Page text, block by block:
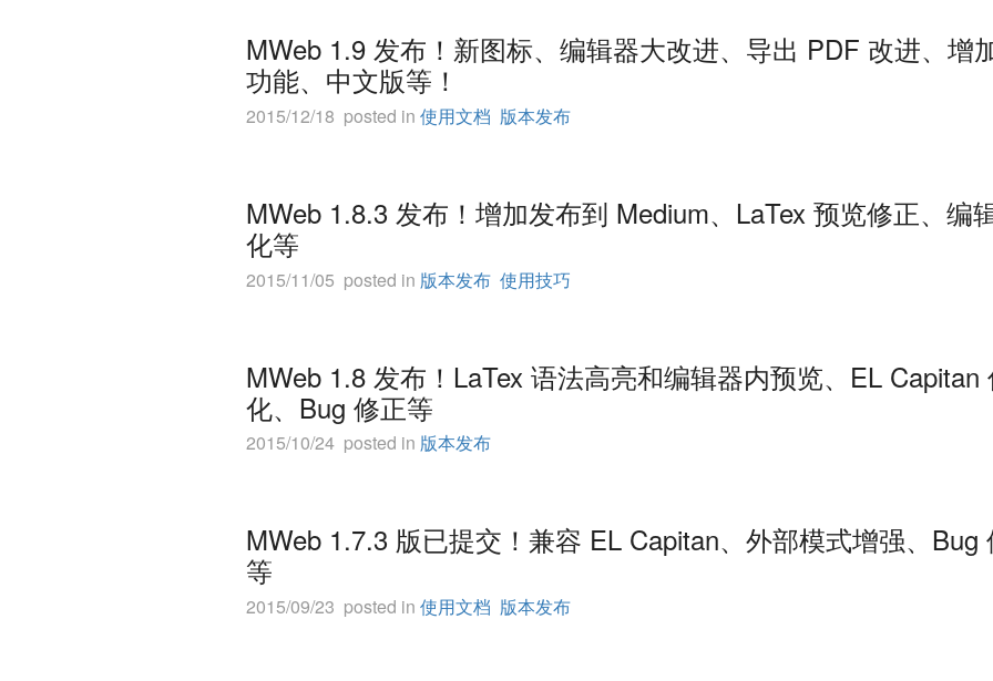
MWeb 1.9 发布！新图标、编辑器大改进、导出 PDF 改进、增
功能、中文版等！
2015/12/18 posted in 使用文档 版本发布
MWeb 1.8.3 发布！增加发布到 Medium、LaTex 预览修正、编
化等
2015/11/05 posted in 版本发布 使用技巧
MWeb 1.8 发布！LaTex 语法高亮和编辑器内预览、EL Capitan
化、Bug 修正等
2015/10/24 posted in 版本发布
MWeb 1.7.3 版已提交！兼容 EL Capitan、外部模式增强、Bug
等
2015/09/23 posted in 使用文档 版本发布